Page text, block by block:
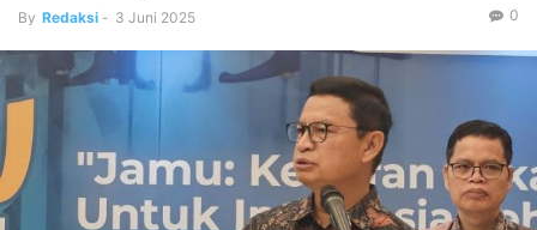
By Redaksi - 3 Juni 2025 0